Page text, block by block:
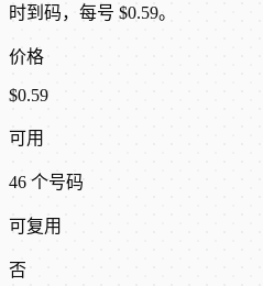
时到码，每号 $0.59。
价格
$0.59
可用
46 个号码
可复用
否